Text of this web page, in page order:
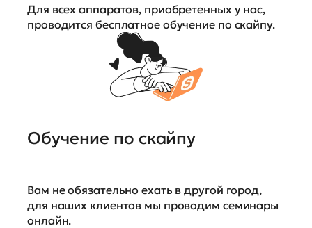
Для всех аппаратов, приобретенных у нас,
проводится бесплатное обучение по скайпу.
Обучение по скайпу
Вам не обязательно ехать в другой город,
для наших клиентов мы проводим семинары
онлайн.